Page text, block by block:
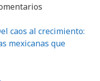
caos al crecimiento:
mexicanas que